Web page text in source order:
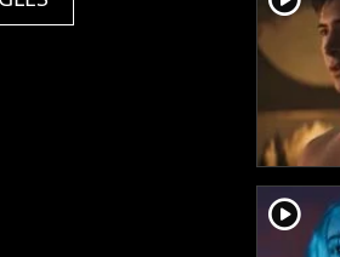
player2